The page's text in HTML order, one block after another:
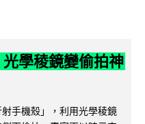
學稜鏡變偷拍神
手機殼」，利用光學稜鏡